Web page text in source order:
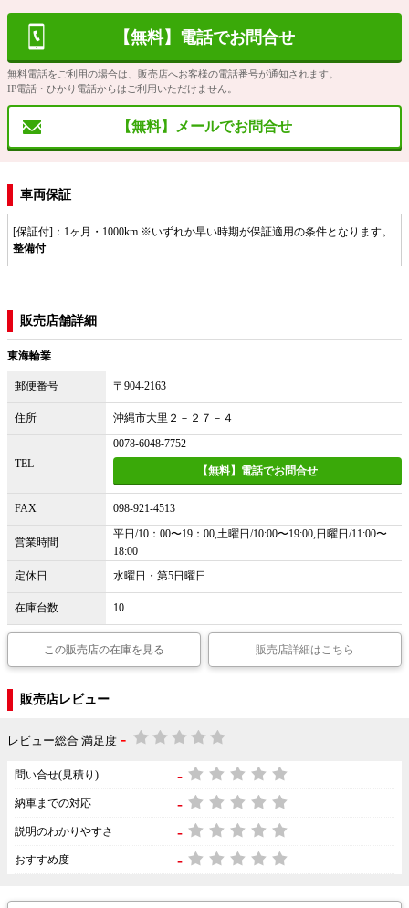
【無料】電話でお問合せ
無料電話をご利用の場合は、販売店へお客様の電話番号が通知されます。
IP電話・ひかり電話からはご利用いただけません。
【無料】メールでお問合せ
車両保証
[保証付]：1ヶ月・1000km ※いずれか早い時期が保証適用の条件となります。
整備付
販売店舗詳細
東海輪業
郵便番号 〒904-2163
住所 沖縄市大里２－２７－４
TEL
0078-6048-7752
【無料】電話でお問合せ
FAX 098-921-4513
営業時間
平日/10：00〜19：00,土曜日/10:00〜19:00,日曜日/11:00〜
18:00
定休日
水曜日・第5日曜日
在庫台数 10
この販売店の在庫を見る 販売店詳細はこちら
販売店レビュー
レビュー総合 満足度 -
問い合せ(見積り) -
納車までの対応 -
説明のわかりやすさ -
おすすめ度 -